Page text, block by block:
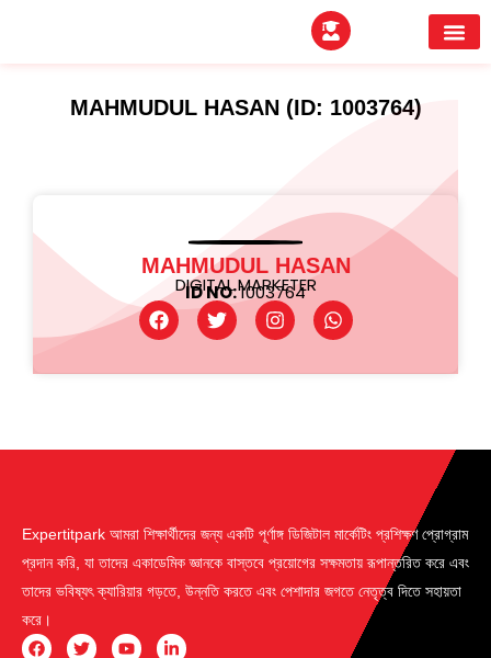
MAHMUDUL HASAN (ID: 1003764)
MAHMUDUL HASAN
DIGITAL MARKETER
ID NO:1003764
Expertitpark আমরা শিক্ষার্থীদের জন্য একটি পূর্ণাঙ্গ ডিজিটাল মার্কেটিং প্রশিক্ষণ প্রোগ্রাম
প্রদান করি, যা তাদের একাডেমিক জ্ঞানকে বাস্তবে প্রয়োগের সক্ষমতায় রূপান্তরিত করে এবং
তাদের ভবিষ্যৎ ক্যারিয়ার গড়তে, উন্নতি করতে এবং পেশাদার জগতে নেতৃত্ব দিতে সহায়তা
করে।